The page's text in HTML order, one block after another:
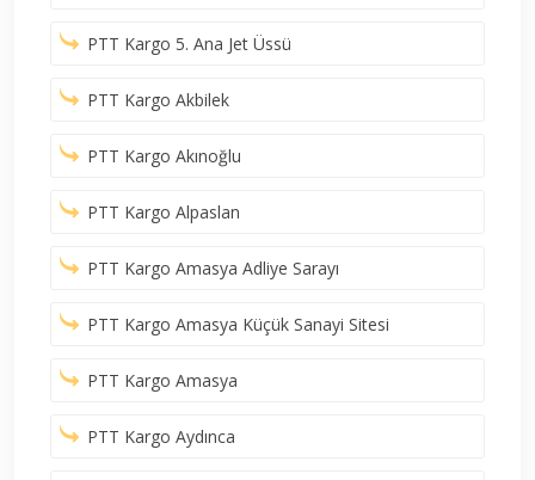
PTT Kargo 5. Ana Jet Üssü
PTT Kargo Akbilek
PTT Kargo Akınoğlu
PTT Kargo Alpaslan
PTT Kargo Amasya Adliye Sarayı
PTT Kargo Amasya Küçük Sanayi Sitesi
PTT Kargo Amasya
PTT Kargo Aydınca